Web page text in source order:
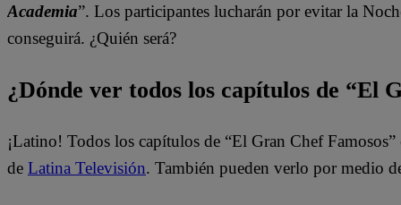
Academia”. Los participantes lucharán por evitar la
conseguirá. ¿Quién será?
¿Dónde ver todos los capítulos de “El
¡Latino! Todos los capítulos de “El Gran Chef
de Latina Televisión. También pueden verlo por medio